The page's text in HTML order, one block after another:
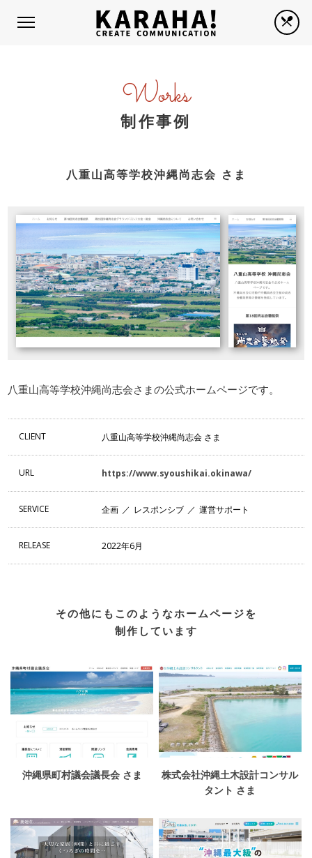
Works
制作事例
八重山高等学校沖縄尚志会 さま
八重山高等学校沖縄尚志会さまの公式ホームページです。
CLIENT 八重山高等学校沖縄尚志会 さま
URL https://www.syoushikai.okinawa/
SERVICE 企画 レスポンシブ 運営サポート
RELEASE 2022年6月
その他にもこのようなホームページを
制作しています
沖縄県町村議会議長会 さま
株式会社沖縄土木設計コンサル
タント さま